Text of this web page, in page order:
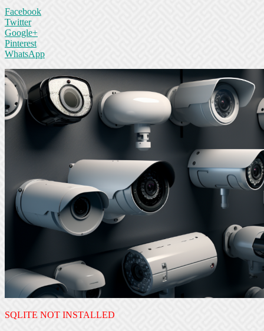
Facebook
Twitter
Google+
Pinterest
WhatsApp
SQLITE NOT INSTALLED